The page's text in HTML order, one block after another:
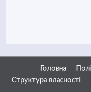
Головна
Структура власності